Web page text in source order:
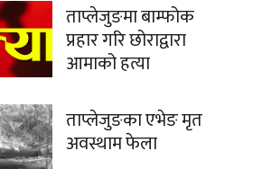
ताप्लेजुङमा बाम्फोक
प्रहार गरि छोराद्वारा
आमाको हत्या
ताप्लेजुङका एभेङ मृत
अवस्थाम फेला